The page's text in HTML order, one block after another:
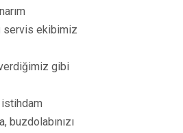
servis ekibimiz
gibi
istihdam